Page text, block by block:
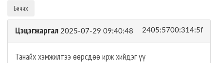
Бичих
Цэцэгжаргал 2025-07-29 09:40:48 2405:5700:314:5f
Танайх хэмжилтээ өөрсдөө ирж хийдэг үү